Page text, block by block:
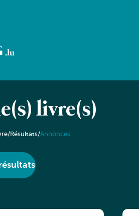
livre(s)
/Résultats/Annonces